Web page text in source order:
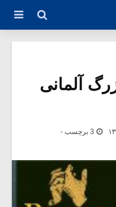
آلمانی
3 برچسب -